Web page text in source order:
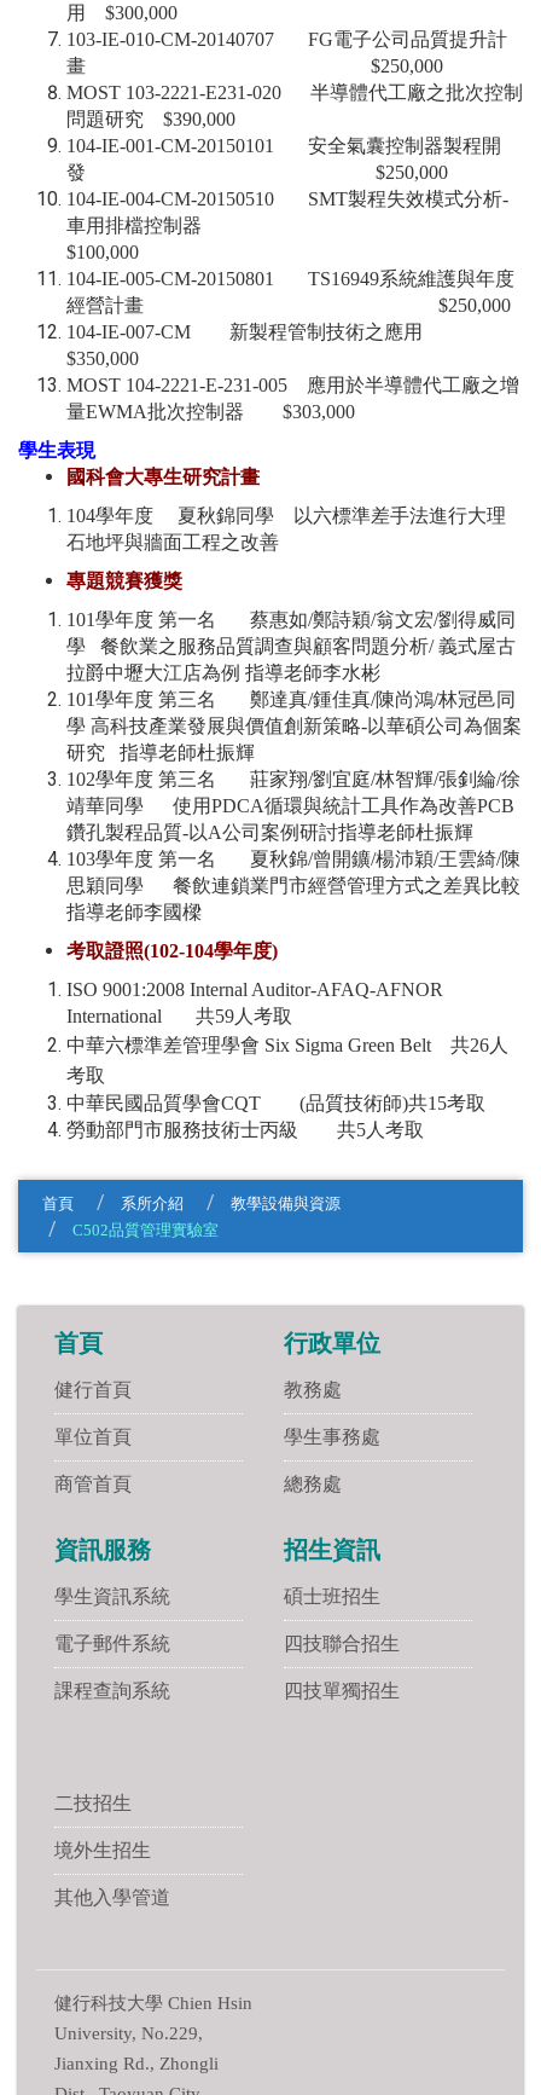
用 $300,000
103-IE-010-CM-20140707 FG電子公司品質提升計
畫 $250,000
MOST 103-2221-E231-020 半導體代工廠之批次控制
問題研究 $390,000
104-IE-001-CM-20150101 安全氣囊控制器製程開
發 $250,000
104-IE-004-CM-20150510 SMT製程失效模式分析-
車用排檔控制器
$100,000
104-IE-005-CM-20150801 TS16949系統維護與年度
經營計畫 $250,000
104-IE-007-CM 新製程管制技術之應用
$350,000
MOST 104-2221-E-231-005 應用於半導體代工廠之增
量EWMA批次控制器 $303,000
學生表現
國科會大專生研究計畫
104學年度 夏秋錦同學 以六標準差手法進行大理
石地坪與牆面工程之改善
專題競賽獲獎
101學年度 第一名 蔡惠如/鄭詩穎/翁文宏/劉得威同
學 餐飲業之服務品質調查與顧客問題分析/ 義式屋古
拉爵中壢大江店為例 指導老師李水彬
101學年度 第三名 鄭達真/鍾佳真/陳尚鴻/林冠邑同
學 高科技產業發展與價值創新策略-以華碩公司為個案
研究 指導老師杜振輝
102學年度 第三名 莊家翔/劉宜庭/林智輝/張釗綸/徐
靖華同學 使用PDCA循環與統計工具作為改善PCB
鑽孔製程品質-以A公司案例研討指導老師杜振輝
103學年度 第一名 夏秋錦/曾開鑛/楊沛穎/王雲綺/陳
思穎同學 餐飲連鎖業門市經營管理方式之差異比較
指導老師李國樑
考取證照(102-104學年度)
ISO 9001:2008 Internal Auditor-AFAQ-AFNOR
International 共59人考取
中華六標準差管理學會 Six Sigma Green Belt 共26 人
考取
中華民國品質學會CQT (品質技術師)共15考取
勞動部門市服務技術士丙級 共5 人考取
首頁 系所介紹
教學設備與資源
C502品質管理實驗室
首頁
健行首頁
單位首頁
商管首頁
行政單位
教務處
學生事務處
總務處
資訊服務
學生資訊系統
電子郵件系統
課程查詢系統
招生資訊
碩士班招生
四技聯合招生
四技單獨招生
二技招生
境外生招生
其他入學管道
健行科技大學 Chien Hsin
University, No.229,
Jianxing Rd., Zhongli